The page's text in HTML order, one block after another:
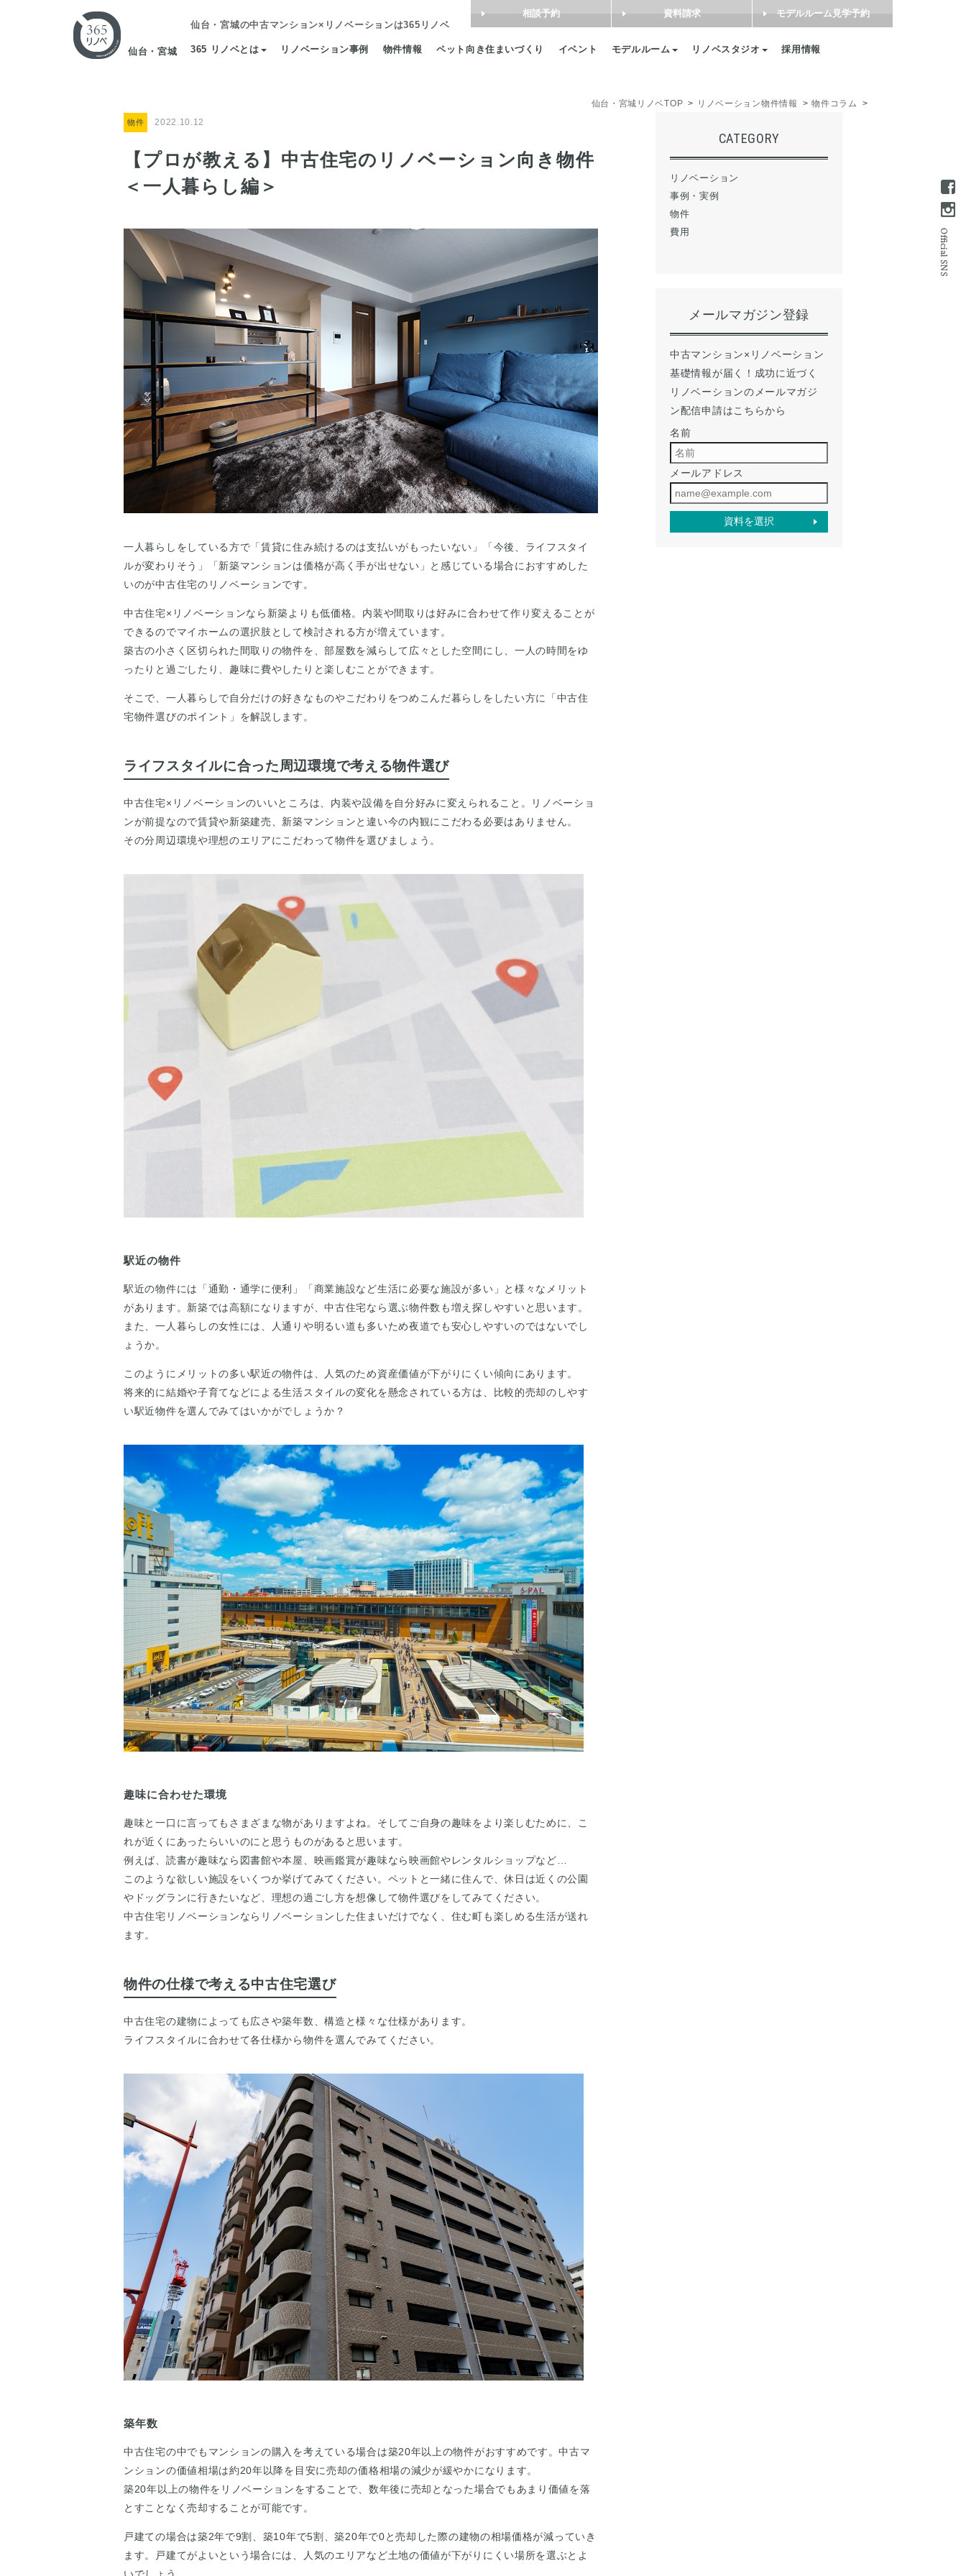
仙台・宮城
仙台・宮城の中古マンション×リノベーションは365リノベ
365 リノベとは リノベーション事例 物件情報 ペット向き住まいづくり イベント モデルルーム リノベスタジオ 採用情報
相談予約 資料請求 モデルルーム見学予約
仙台・宮城リノベTOP リノベーション物件情報 物件コラム
物件 2022.10.12
【プロが教える】中古住宅のリノベーション向き物件
＜一人暮らし編＞
一人暮らしをしている方で「賃貸に住み続けるのは支払いがもったいない」「今後、ライフスタイ
ルが変わりそう」「新築マンションは価格が高く手が出せない」と感じている場合におすすめした
いのが中古住宅のリノベーションです。
中古住宅×リノベーションなら新築よりも低価格。内装や間取りは好みに合わせて作り変えることが
できるのでマイホームの選択肢として検討される方が増えています。
築古の小さく区切られた間取りの物件を、部屋数を減らして広々とした空間にし、一人の時間をゆ
ったりと過ごしたり、趣味に費やしたりと楽しむことができます。
そこで、一人暮らしで自分だけの好きなものやこだわりをつめこんだ暮らしをしたい方に「中古住
宅物件選びのポイント」を解説します。
ライフスタイルに合った周辺環境で考える物件選び
中古住宅×リノベーションのいいところは、内装や設備を自分好みに変えられること。リノベーショ
ンが前提なので賃貸や新築建売、新築マンションと違い今の内観にこだわる必要はありません。
その分周辺環境や理想のエリアにこだわって物件を選びましょう。
駅近の物件
駅近の物件には「通勤・通学に便利」「商業施設など生活に必要な施設が多い」と様々なメリット
があります。新築では高額になりますが、中古住宅なら選ぶ物件数も増え探しやすいと思います。
また、一人暮らしの女性には、人通りや明るい道も多いため夜道でも安心しやすいのではないでし
ょうか。
このようにメリットの多い駅近の物件は、人気のため資産価値が下がりにくい傾向にあります。
将来的に結婚や子育てなどによる生活スタイルの変化を懸念されている方は、比較的売却のしやす
い駅近物件を選んでみてはいかがでしょうか？
趣味に合わせた環境
趣味と一口に言ってもさまざまな物がありますよね。そしてご自身の趣味をより楽しむために、こ
れが近くにあったらいいのにと思うものがあると思います。
例えば、読書が趣味なら図書館や本屋、映画鑑賞が趣味なら映画館やレンタルショップなど…
このような欲しい施設をいくつか挙げてみてください。ペットと一緒に住んで、休日は近くの公園
やドッグランに行きたいなど、理想の過ごし方を想像して物件選びをしてみてください。
中古住宅リノベーションならリノベーションした住まいだけでなく、住む町も楽しめる生活が送れ
ます。
物件の仕様で考える中古住宅選び
中古住宅の建物によっても広さや築年数、構造と様々な仕様があります。
ライフスタイルに合わせて各仕様から物件を選んでみてください。
築年数
中古住宅の中でもマンションの購入を考えている場合は築20年以上の物件がおすすめです。中古マ
ンションの価値相場は約20年以降を目安に売却の価格相場の減少が緩やかになります。
築20年以上の物件をリノベーションをすることで、数年後に売却となった場合でもあまり価値を落
とすことなく売却することが可能です。
戸建ての場合は築2年で9割、築10年で5割、築20年で0と売却した際の建物の相場価格が減っていき
ます。戸建てがよいという場合には、人気のエリアなど土地の価値が下がりにくい場所を選ぶとよ
いでしょう。
CATEGORY
リノベーション
事例・実例
物件
費用
メールマガジン登録
中古マンション×リノベーション
基礎情報が届く！成功に近づく
リノベーションのメールマガジ
ン配信申請はこちらから
名前
メールアドレス